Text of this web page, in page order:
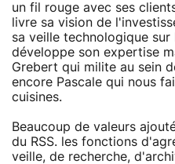
un fil rouge avec ses
livre sa vision de
sa veille technologique
développe son expertise
Grebert qui milite au sein
encore Pascale qui nous
cuisines.
Beaucoup de valeurs
du RSS. les fonctions
veille, de recherche,